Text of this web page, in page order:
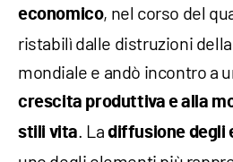
economico, nel corso del
ristabilì dalle distruzioni
mondiale e andò incontro a
crescita produttiva e alla
stili vita. La diffusione